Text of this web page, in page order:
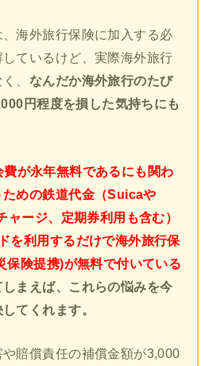
海外旅行保険に加入する必
ているけど、実際海外旅行
、 なんだか海外旅行のたび
円程度を損した気持ちにも
費が永年無料であるにも関わ
ための鉄道代金（Suicaや
ャージ、定期券利用も含む）
を利用するだけで海外旅行保
保険提携)が無料で付いている
まえば、これらの悩みを今
てくれます。
賠償責任の補償金額が3,000